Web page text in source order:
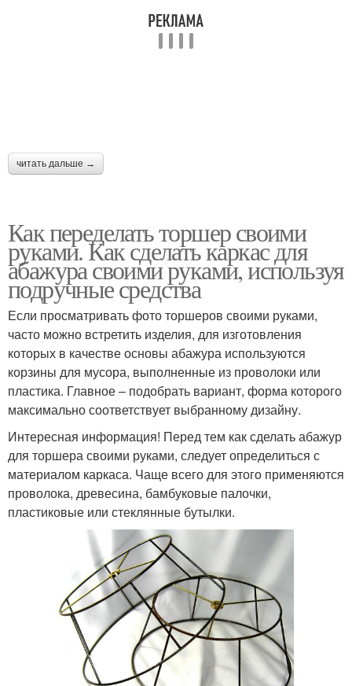
читать дальше →
Как переделать торшер своими
руками. Как сделать каркас для
абажура своими руками, используя
подручные средства
Если просматривать фото торшеров своими руками,
часто можно встретить изделия, для изготовления
которых в качестве основы абажура используются
корзины для мусора, выполненные из проволоки или
пластика. Главное – подобрать вариант, форма которого
максимально соответствует выбранному дизайну.
Интересная информация! Перед тем как сделать абажур
для торшера своими руками, следует определиться с
материалом каркаса. Чаще всего для этого применяются
проволока, древесина, бамбуковые палочки,
пластиковые или стеклянные бутылки.